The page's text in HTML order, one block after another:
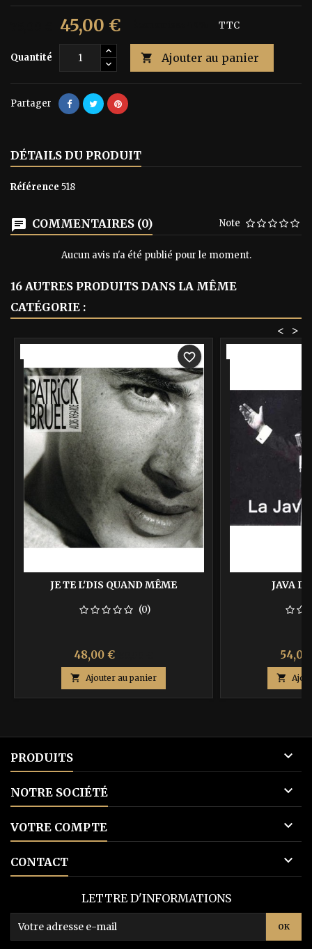
45,00 € TTC
Quantité  Ajouter au panier
Partager
DÉTAILS DU PRODUIT
Référence 518
COMMENTAIRES (0) Note
Aucun avis n'a été publié pour le moment.
16 AUTRES PRODUITS DANS LA MÊME
CATÉGORIE :
>
<
JE TE L'DIS QUAND MÊME
(0)
Prix
48,00 €
base
 Ajouter au panier
favorite_border
JAVA
Prix

PRODUITS 
NOTRE SOCIÉTÉ 
VOTRE COMPTE 
CONTACT 
LETTRE D'INFORMATIONS